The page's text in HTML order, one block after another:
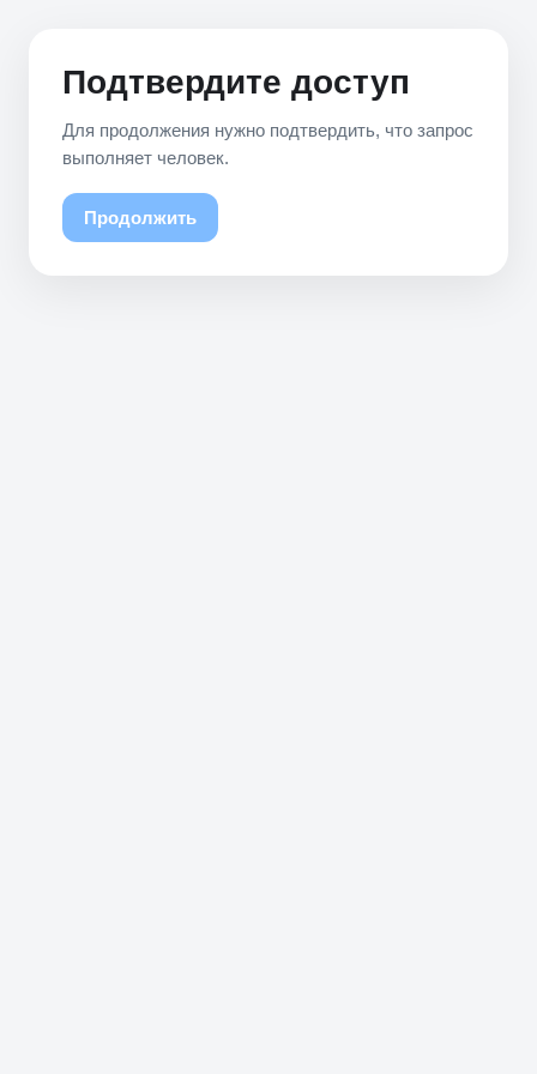
Подтвердите доступ
Для продолжения нужно подтвердить, что запрос
выполняет человек.
Продолжить